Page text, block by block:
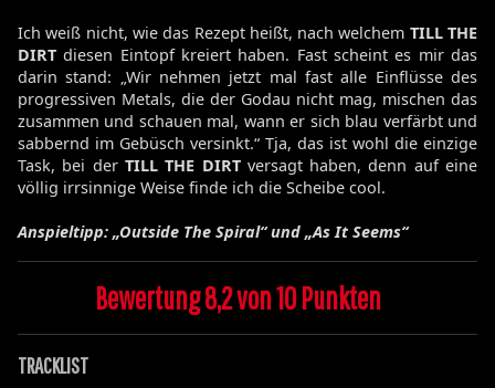
Ich weiß nicht, wie das Rezept heißt, nach welchem TILL THE
DIRT diesen Eintopf kreiert haben. Fast scheint es mir das
darin stand: „Wir nehmen jetzt mal fast alle Einflüsse des
progressiven Metals, die der Godau nicht mag, mischen das
zusammen und schauen mal, wann er sich blau verfärbt und
sabbernd im Gebüsch versinkt.“ Tja, das ist wohl die einzige
Task, bei der TILL THE DIRTversagt haben, denn auf eine
völlig irrsinnige Weise finde ich die Scheibe cool.
Anspieltipp: „Outside The Spiral“ und „As It Seems“
Bewertung 8,2 von 10 Punkten
TRACKLIST